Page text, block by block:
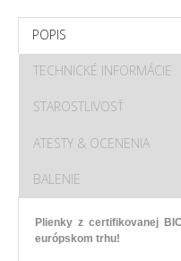
POPIS
TECHNICKÉ INFORMÁCIE
STAROSTLIVOSŤ
ATESTY & OCENENIA
BALENIE
Plienky z certifikovanej
európskom trhu!